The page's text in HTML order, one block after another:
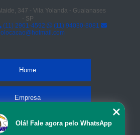
347 - Vila Yolanda - Guaianases
- SP
(11) 2961-4592
(11) 94030-8081
Home
Empresa
Missão
Olá! Fale agora pelo WhatsApp